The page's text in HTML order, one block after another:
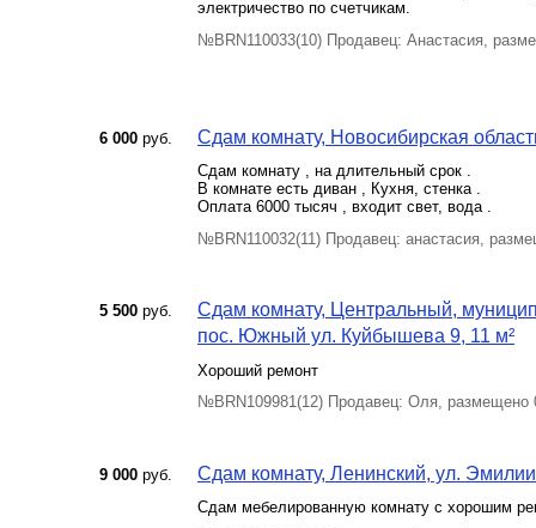
электричество по счетчикам.
№BRN110033(10) Продавец: Анастасия,
6 000 руб. Сдам комнату, Новосибирская
Сдам комнату , на длительный срок .
В комнате есть диван , Кухня, стенка .
Оплата 6000 тысяч , входит свет, вода .
№BRN110032(11) Продавец: анастасия,
5 500 руб.
Сдам комнату, Центральный,
пос. Южный ул. Куйбышева 9, 11 м²
Хороший ремонт
№BRN109981(12) Продавец: Оля, размещено
9 000 руб. Сдам комнату, Ленинский, ул.
Сдам мебелированную комнату с хорошим